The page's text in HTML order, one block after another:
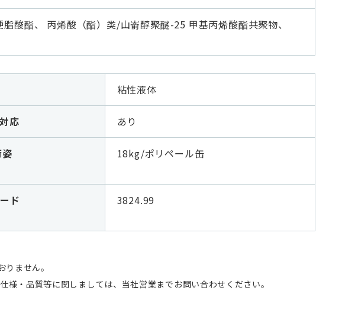
酸酯、 丙烯酸（酯）类/山嵛醇聚醚-25 甲基丙烯酸酯共聚物、
粘性液体
応 あり
18kg/ポリペール缶
ド 3824.99
ません。
・品質等に関しましては、当社営業までお問い合わせください。